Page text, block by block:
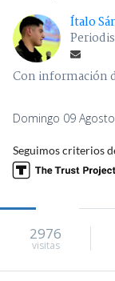
Ítalo
Con información
Domingo 09
Seguimos criterios
2976
visitas